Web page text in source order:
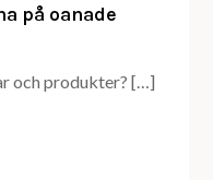
på oanade
och produkter? […]